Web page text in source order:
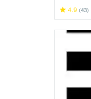
4.9 (43)